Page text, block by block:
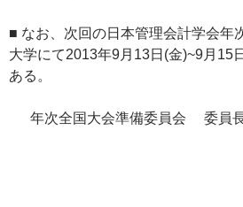
■ なお、次回の日本管理会計学会年
大学にて2013年9月13日(金)~9月15
ある。
年次全国大会準備委員会 委員